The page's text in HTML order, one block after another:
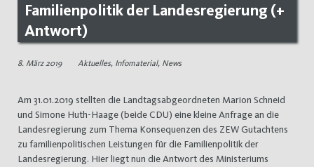
Familienpolitik der Landesregierung (+
Antwort)
8. März 2019 Aktuelles, Infomaterial, News
Am 31.01.2019 stellten die Landtagsabgeordneten Marion Schneid
und Simone Huth-Haage (beide CDU) eine kleine Anfrage an die
Landesregierung zum Thema Konsequenzen des ZEW Gutachtens
zu familienpolitischen Leistungen für die Familienpolitik der
Landesregierung. Hier liegt nun die Antwort des Ministeriums